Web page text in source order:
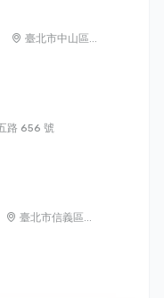
臺北市中山區敬
路 656 號
臺北市信義區松